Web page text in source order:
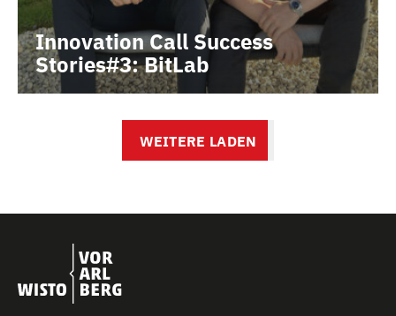
Innovation Call Success
Stories#3: BitLab
LÄDT...